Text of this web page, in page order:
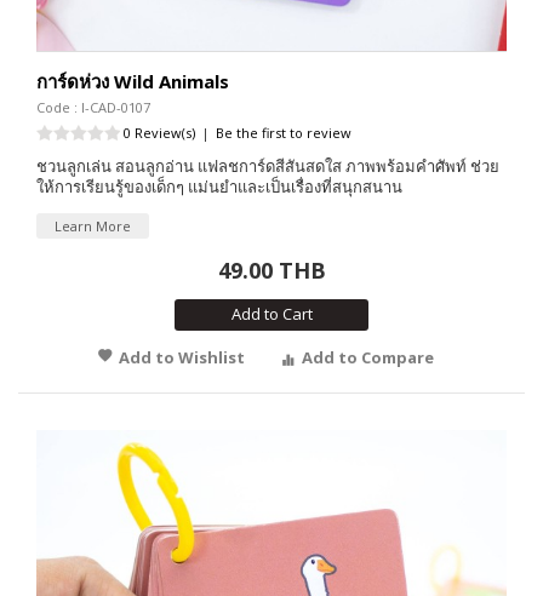
การ์ดห่วง Wild Animals
Code : I-CAD-0107
0 Review(s) | Be the first to review
ชวนลูกเล่น สอนลูกอ่าน แฟลชการ์ดสีสันสดใส ภาพพร้อมคำศัพท์ ช่วย
ให้การเรียนรู้ของเด็กๆ แม่นยำและเป็นเรื่องที่สนุกสนาน
Learn More
49.00 THB
Add to Cart
Add to Wishlist
Add to Compare